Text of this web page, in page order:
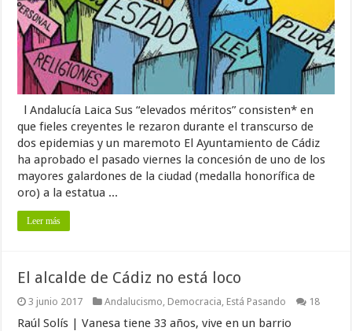
l Andalucía Laica Sus “elevados méritos” consisten* en
que fieles creyentes le rezaron durante el transcurso de
dos epidemias y un maremoto El Ayuntamiento de Cádiz
ha aprobado el pasado viernes la concesión de uno de los
mayores galardones de la ciudad (medalla honorífica de
oro) a la estatua ...
Leer más
El alcalde de Cádiz no está loco
3 junio 2017 Andalucismo Democracia Está Pasando 18
Raúl Solís | Vanesa tiene 33 años, vive en un barrio